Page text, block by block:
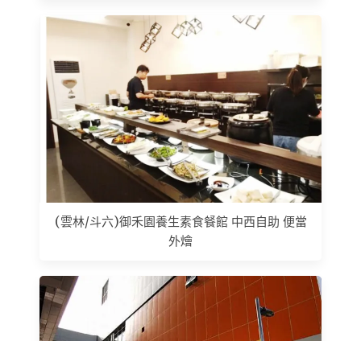
(雲林/斗六)御禾園養生素食餐館 中西自助 便當
外燴